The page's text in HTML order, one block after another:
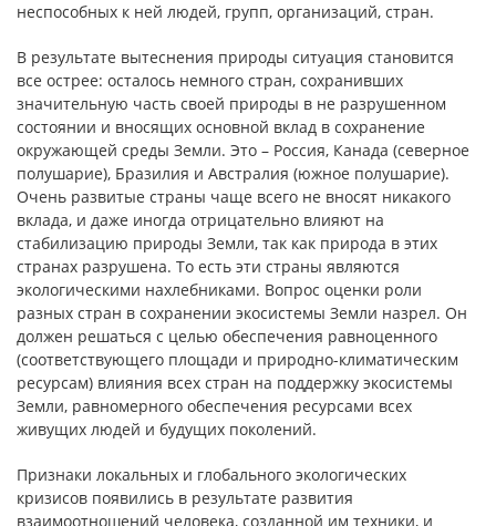
неспособных к ней людей, групп, организаций, стран.
В результате вытеснения природы ситуация становится
все острее: осталось немного стран, сохранивших
значительную часть своей природы в не разрушенном
состоянии и вносящих основной вклад в сохранение
окружающей среды Земли. Это – Россия, Канада (северное
полушарие), Бразилия и Австралия (южное полушарие).
Очень развитые страны чаще всего не вносят никакого
вклада, и даже иногда отрицательно влияют на
стабилизацию природы Земли, так как природа в этих
странах разрушена. То есть эти страны являются
экологическими нахлебниками. Вопрос оценки роли
разных стран в сохранении экосистемы Земли назрел. Он
должен решаться с целью обеспечения равноценного
(соответствующего площади и природно-климатическим
ресурсам) влияния всех стран на поддержку экосистемы
Земли, равномерного обеспечения ресурсами всех
живущих людей и будущих поколений.
Признаки локальных и глобального экологических
кризисов появились в результате развития
взаимоотношений человека, созданной им техники, и